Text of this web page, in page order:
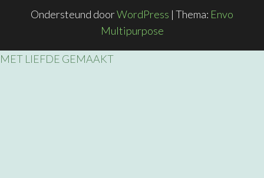
Ondersteund doorWordPress | Thema: Envo
Multipurpose
MET LIEFDE GEMAAKT